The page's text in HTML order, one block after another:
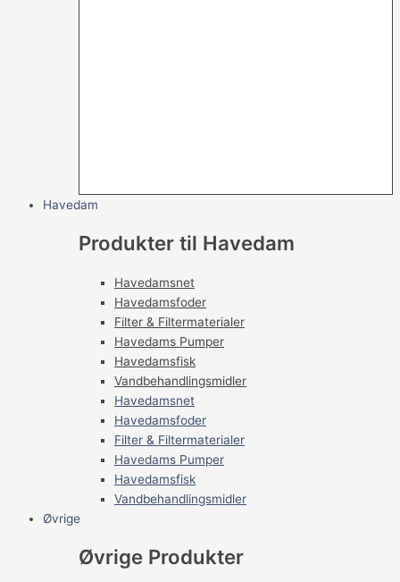
Havedam
Produkter til Havedam
Havedamsnet
Havedamsfoder
Filter & Filtermaterialer
Havedams Pumper
Havedamsfisk
Vandbehandlingsmidler
Havedamsnet
Havedamsfoder
Filter & Filtermaterialer
Havedams Pumper
Havedamsfisk
Vandbehandlingsmidler
Øvrige
Øvrige Produkter